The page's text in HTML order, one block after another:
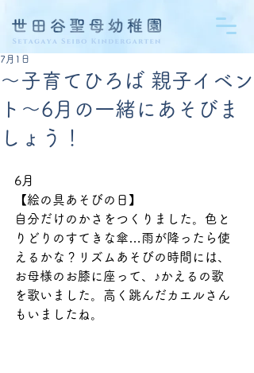
〜子育てひろば 親子イベン
ト〜6月の一緒にあそびま
しょう！
7月1日
6月
【絵の具あそびの日】
自分だけのかさをつくりました。色と
りどりのすてきな傘…雨が降ったら使
えるかな？リズムあそびの時間には、
お母様のお膝に座って、♪かえるの歌
を歌いました。高く跳んだカエルさん
もいましたね。